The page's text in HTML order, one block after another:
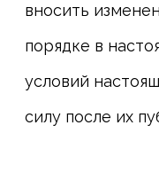
вносить
порядке в
условий
силу после их